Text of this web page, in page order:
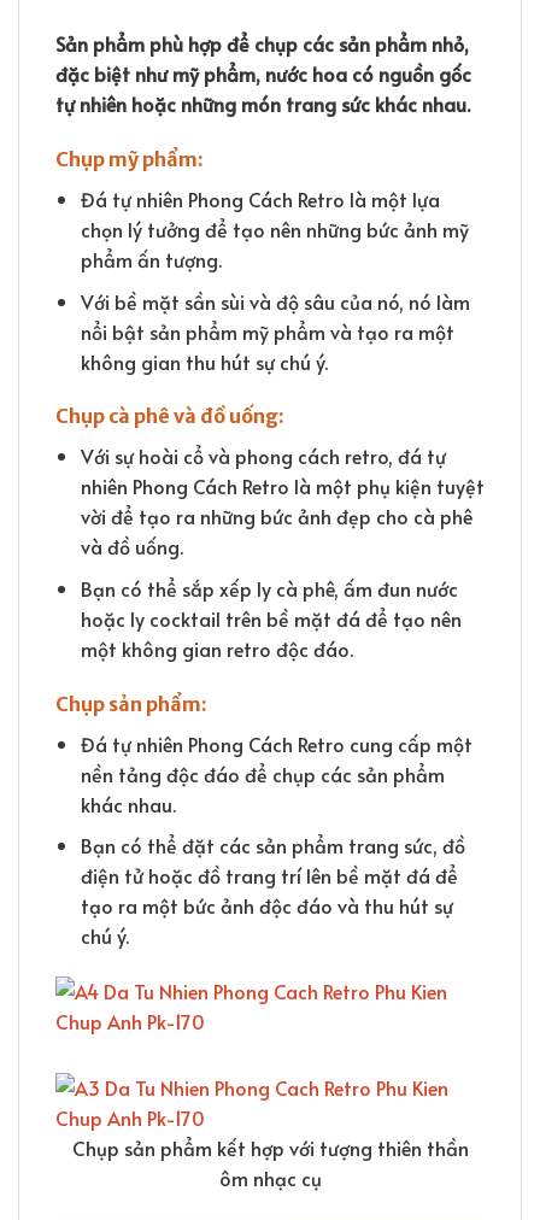
Sản phẩm phù hợp để chụp các sản phẩm nhỏ,
đặc biệt như mỹ phẩm, nước hoa có nguồn gốc
tự nhiên hoặc những món trang sức khác nhau.
Chụp mỹ phẩm:
Đá tự nhiên Phong Cách Retro là một lựa
chọn lý tưởng để tạo nên những bức ảnh mỹ
phẩm ấn tượng.
Với bề mặt sần sùi và độ sâu của nó, nó làm
nổi bật sản phẩm mỹ phẩm và tạo ra một
không gian thu hút sự chú ý.
Chụp cà phê và đồ uống:
Với sự hoài cổ và phong cách retro, đá tự
nhiên Phong Cách Retro là một phụ kiện tuyệt
vời để tạo ra những bức ảnh đẹp cho cà phê
và đồ uống.
Bạn có thể sắp xếp ly cà phê, ấm đun nước
hoặc ly cocktail trên bề mặt đá để tạo nên
một không gian retro độc đáo.
Chụp sản phẩm:
Đá tự nhiên Phong Cách Retro cung cấp một
nền tảng độc đáo để chụp các sản phẩm
khác nhau.
Bạn có thể đặt các sản phẩm trang sức, đồ
điện tử hoặc đồ trang trí lên bề mặt đá để
tạo ra một bức ảnh độc đáo và thu hút sự
chú ý.
Chụp sản phẩm kết hợp với tượng thiên thần
ôm nhạc cụ